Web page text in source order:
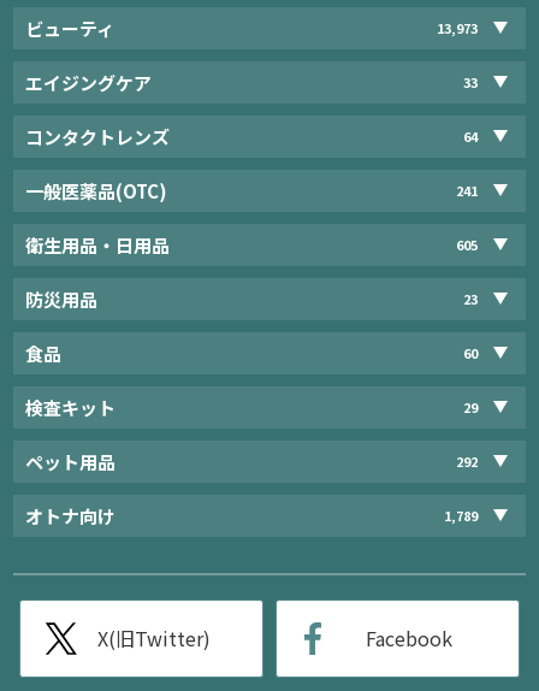
ビューティ 13,973
エイジングケア 33
コンタクトレンズ 64
一般医薬品(OTC) 241
衛生用品・日用品 605
防災用品 23
食品 60
検査キット 29
ペット用品 292
オトナ向け 1,789
X(旧Twitter) Facebook